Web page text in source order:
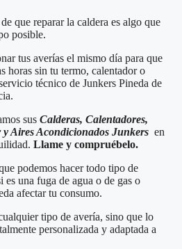
que reparar la caldera es algo que
posible.
tus averías el mismo día para que
horas sin tu termo, calentador o
técnico de Junkers Pineda de
sus Calderas, Calentadores,
y Aires Acondicionados Junkers en
Llame y compruébelo.
podemos hacer todo tipo de
una fuga de agua o de gas o
afectar tu consumo.
tipo de avería, sino que lo
personalizada y adaptada a